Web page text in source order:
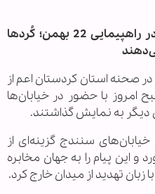
حضور پرشکوه مرزداران غیور در راهپیمایی 22 بهمن؛ کُردها
صحنه استان کردستان اعم از
امروز با حضور در خیابان‌ها
دیگر به نمایش گذاشتند.
سنندج گزینه‌ای از
این پیام را به جهان مخابره
زبان تهدید از میدان خارج کرد.